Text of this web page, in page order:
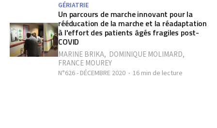
GÉRIATRIE
Un parcours de marche innovant pour la
rééducation de la marche et la réadaptation
à l'effort des patients âgés fragiles post-
COVID
MARINE BRIKA, DOMINIQUE MOLIMARD,
FRANCE MOUREY
N°626 - DÉCEMBRE 2020 16 min de lecture